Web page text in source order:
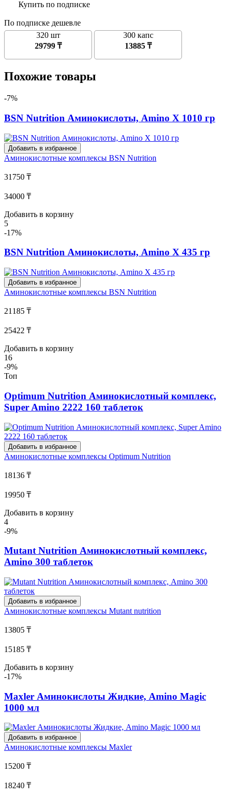
Купить по подписке
По подписке дешевле
320 шт
29799 ₸
300 капс
13885 ₸
Похожие товары
-7%
BSN Nutrition Аминокислоты, Amino X 1010 гр
Добавить в избранное
Аминокислотные комплексы BSN Nutrition
31750 ₸
34000 ₸
Добавить в корзину
5
-17%
BSN Nutrition Аминокислоты, Amino X 435 гр
Добавить в избранное
Аминокислотные комплексы BSN Nutrition
21185 ₸
25422 ₸
Добавить в корзину
16
-9%
Топ
Optimum Nutrition Аминокислотный комплекс,
Super Amino 2222 160 таблеток
Добавить в избранное
Аминокислотные комплексы Optimum Nutrition
18136 ₸
19950 ₸
Добавить в корзину
4
-9%
Mutant Nutrition Аминокислотный комплекс,
Amino 300 таблеток
Добавить в избранное
Аминокислотные комплексы Mutant nutrition
13805 ₸
15185 ₸
Добавить в корзину
-17%
Maxler Аминокислоты Жидкие, Amino Magic
1000 мл
Добавить в избранное
Аминокислотные комплексы Maxler
15200 ₸
18240 ₸